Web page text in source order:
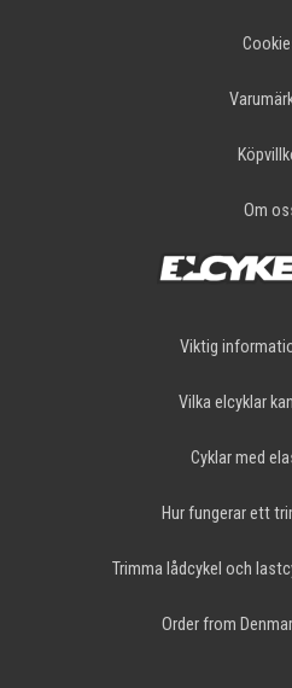
Om
Viktig
Vilka elcyklar
Cyklar med
Hur fungerar ett
Trimma lådcykel och
Order from